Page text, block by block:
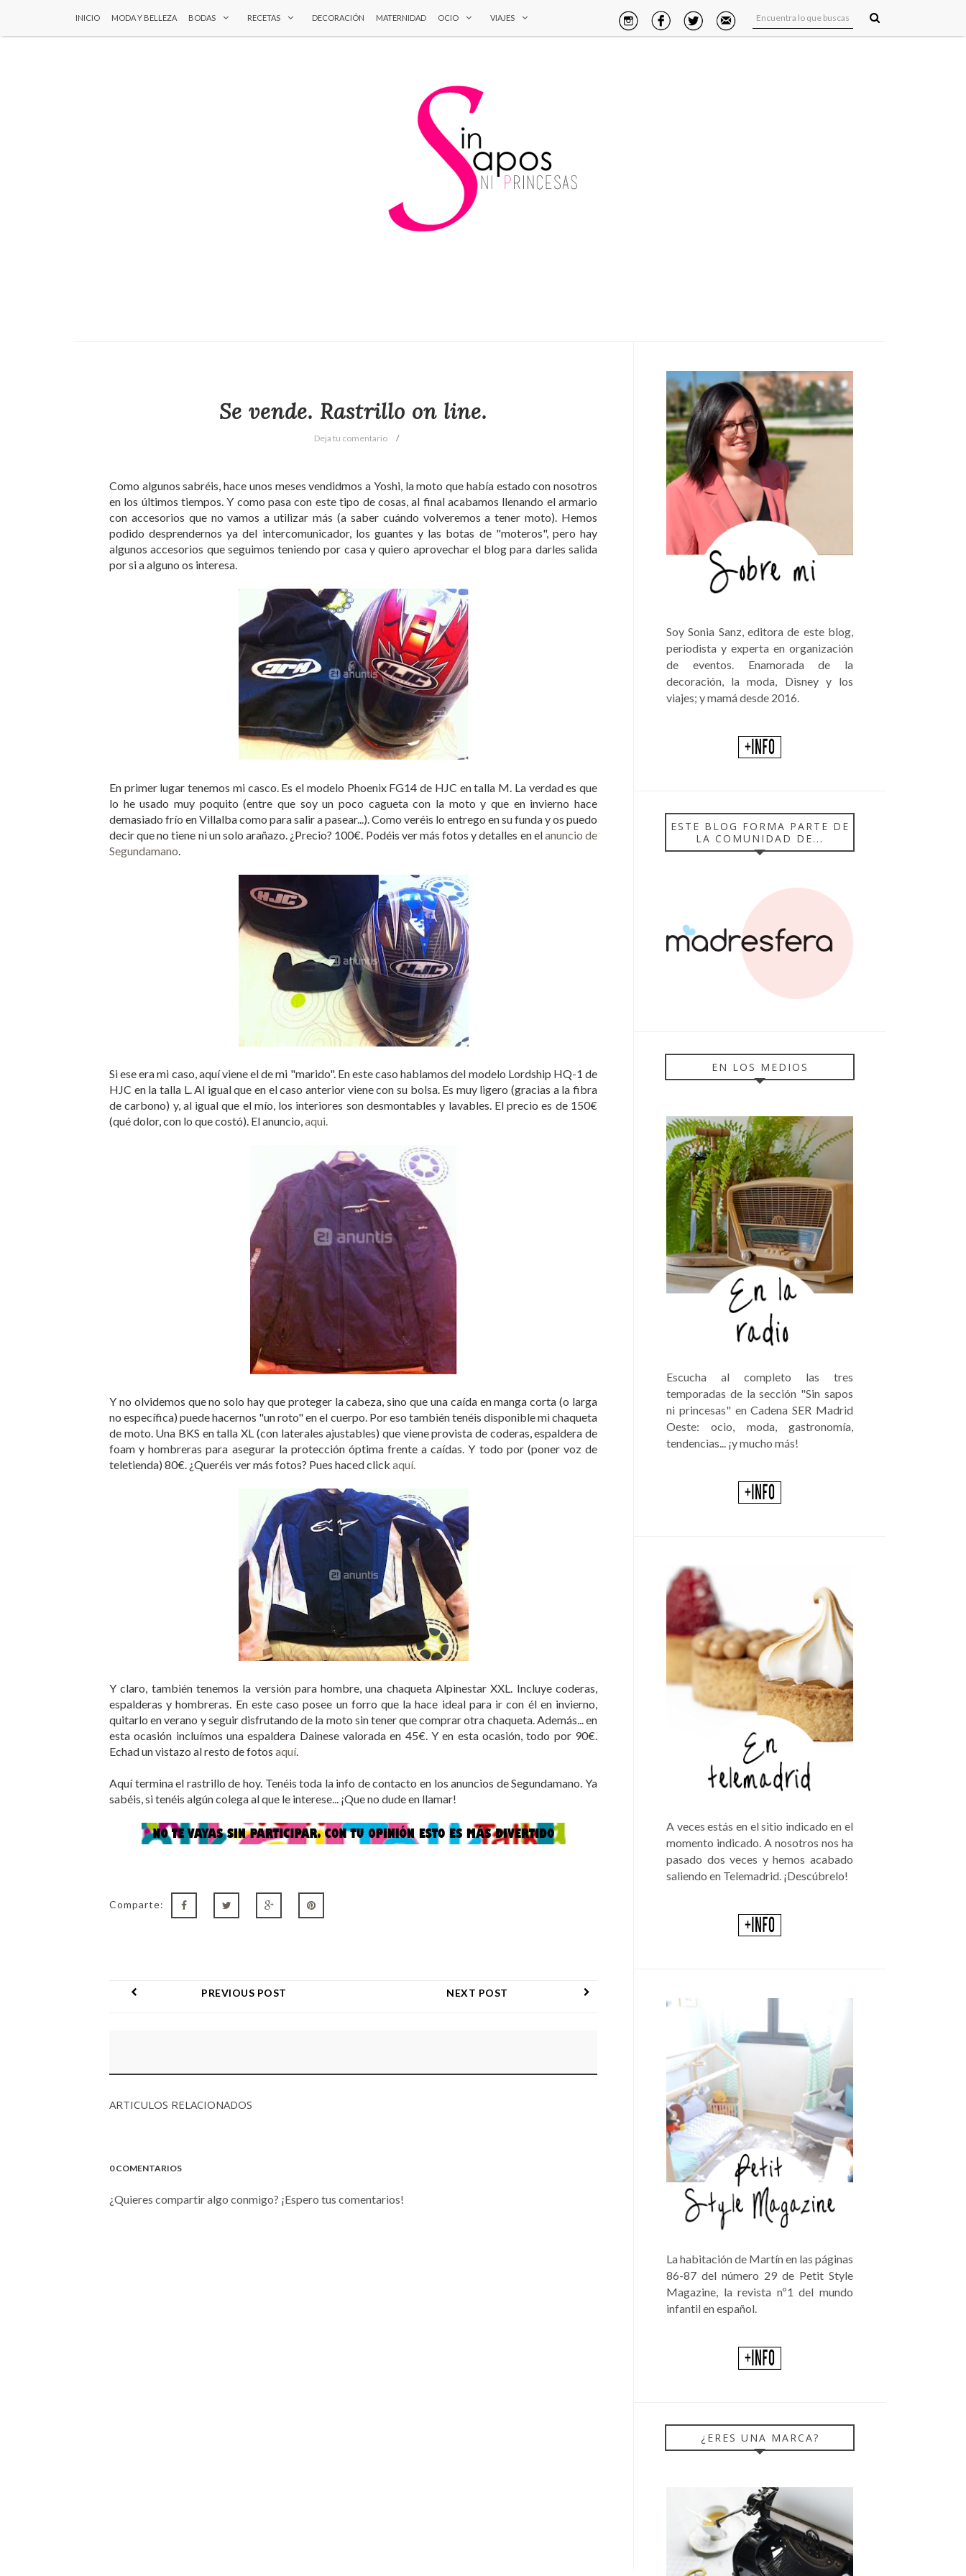
INICIO MODA Y BELLEZA BODAS RECETAS DECORACIÓN MATERNIDAD OCIO VIAJES
Se vende. Rastrillo on line.
Deja tu comentario
Como algunos sabréis, hace unos meses vendidmos a Yoshi, la moto que había estado con nosotros
en los últimos tiempos. Y como pasa con este tipo de cosas, al final acabamos llenando el armario
con accesorios que no vamos a utilizar más (a saber cuándo volveremos a tener moto). Hemos
podido desprendernos ya del intercomunicador, los guantes y las botas de "moteros", pero hay
algunos accesorios que seguimos teniendo por casa y quiero aprovechar el blog para darles salida
por si a alguno os interesa.
En primer lugar tenemos mi casco. Es el modelo Phoenix FG14 de HJC en talla M. La verdad es que
lo he usado muy poquito (entre que soy un poco cagueta con la moto y que en invierno hace
demasiado frío en Villalba como para salir a pasear...). Como veréis lo entrego en su funda y os puedo
decir que no tiene ni un solo arañazo. ¿Precio? 100€. Podéis ver más fotos y detalles en elanuncio de
Segundamano.
Si ese era mi caso, aquí viene el de mi "marido". En este caso hablamos del modelo Lordship HQ-1 de
HJC en la talla L. Al igual que en el caso anterior viene con su bolsa. Es muy ligero (gracias a la fibra
de carbono) y, al igual que el mío, los interiores son desmontables y lavables. El precio es de 150€
(qué dolor, con lo que costó). El anuncio,aqui.
Y no olvidemos que no solo hay que proteger la cabeza, sino que una caída en manga corta (o larga
no específica) puede hacernos "un roto" en el cuerpo. Por eso también tenéis disponible mi chaqueta
de moto. Una BKS en talla XL (con laterales ajustables) que viene provista de coderas, espaldera de
foam y hombreras para asegurar la protección óptima frente a caídas. Y todo por (poner voz de
teletienda) 80€. ¿Queréis ver más fotos? Pues haced click aquí.
Y claro, también tenemos la versión para hombre, una chaqueta Alpinestar XXL. Incluye coderas,
espalderas y hombreras. En este caso posee un forro que la hace ideal para ir con él en invierno,
quitarlo en verano y seguir disfrutando de la moto sin tener que comprar otra chaqueta. Además... en
esta ocasión incluímos una espaldera Dainese valorada en 45€. Y en esta ocasión, todo por 90€.
Echad un vistazo al resto de fotos aquí.
Aquí termina el rastrillo de hoy. Tenéis toda la info de contacto en los anuncios de Segundamano. Ya
sabéis, si tenéis algún colega al que le interese... ¡Que no dude en llamar!
Comparte:
NEXT POST
PREVIOUS POST
ARTICULOS RELACIONADOS
0 COMENTARIOS
¿Quieres compartir algo conmigo? ¡Espero tus comentarios!
Soy Sonia Sanz, editora de este blog,
periodista y experta en organización
de eventos. Enamorada de la
decoración, la moda, Disney y los
viajes; y mamá desde 2016.
ESTE BLOG FORMA PARTE DE
LA COMUNIDAD DE...
EN LOS MEDIOS
Escucha al completo las tres
temporadas de la sección "Sin sapos
ni princesas" en Cadena SER Madrid
Oeste: ocio, moda, gastronomía,
tendencias... ¡y mucho más!
A veces estás en el sitio indicado en el
momento indicado. A nosotros nos ha
pasado dos veces y hemos acabado
saliendo en Telemadrid. ¡Descúbrelo!
La habitación de Martín en las páginas
86-87 del número 29 de Petit Style
Magazine, la revista nº1 del mundo
infantil en español.
¿ERES UNA MARCA?